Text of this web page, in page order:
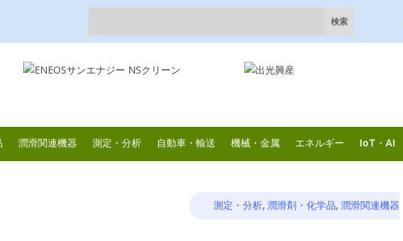
潤滑関連機器 測定・分析 自動車・輸送 機械・金属 エネルギー IoT・AI
測定・分析,潤滑剤・化学品,潤滑関連機器